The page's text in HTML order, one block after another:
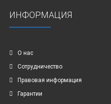
ИНФОРМАЦИЯ
О нас
Сотрудничество
Правовая информация
Гарантии